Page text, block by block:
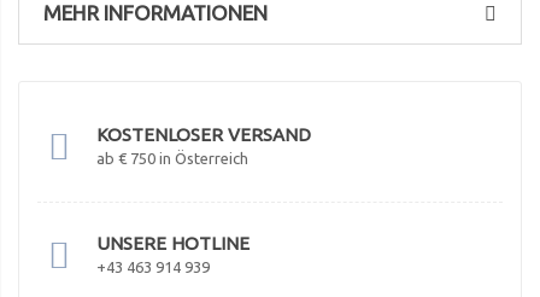
MEHR INFORMATIONEN
KOSTENLOSER VERSAND
ab € 750 in Österreich
UNSERE HOTLINE
+43 463 914 939